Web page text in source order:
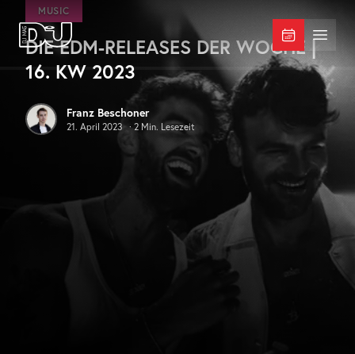
Zum Hauptinhalt springen
DJ Mag Germany Menü
MUSIC
DIE EDM-RELEASES DER WOCHE |
16. KW 2023
Franz Beschoner
21. April 2023 ·2 Min. Lesezeit